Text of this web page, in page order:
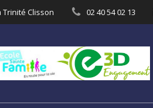
Trinité Clisson 02 40 54 02 13